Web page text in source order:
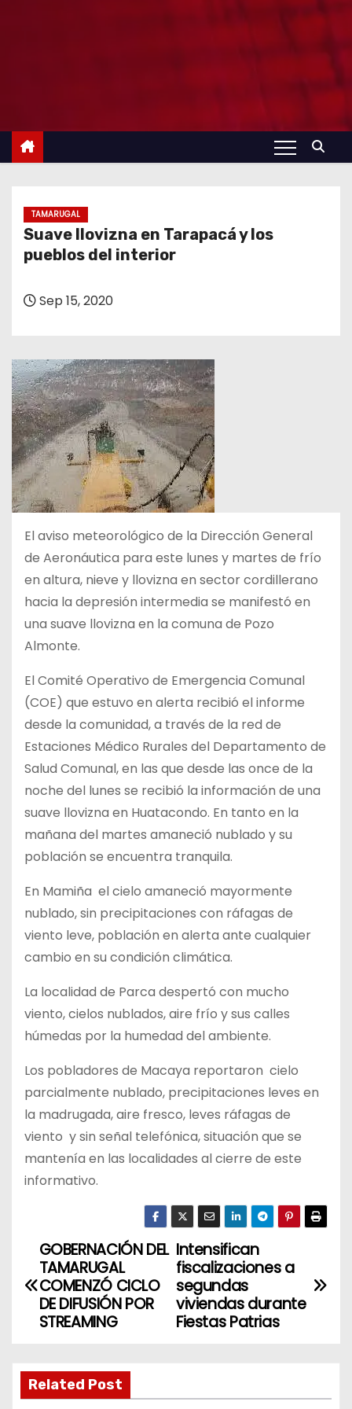
TAMARUGAL
Suave llovizna en Tarapacá y los
pueblos del interior
Sep 15, 2020
El aviso meteorológico de la Dirección General
de Aeronáutica para este lunes y martes de frío
en altura, nieve y llovizna en sector cordillerano
hacia la depresión intermedia se manifestó en
una suave llovizna en la comuna de Pozo
Almonte.
El Comité Operativo de Emergencia Comunal
(COE) que estuvo en alerta recibió el informe
desde la comunidad, a través de la red de
Estaciones Médico Rurales del Departamento de
Salud Comunal, en las que desde las once de la
noche del lunes se recibió la información de una
suave llovizna en Huatacondo. En tanto en la
mañana del martes amaneció nublado y su
población se encuentra tranquila.
En Mamiña el cielo amaneció mayormente
nublado, sin precipitaciones con ráfagas de
viento leve, población en alerta ante cualquier
cambio en su condición climática.
La localidad de Parca despertó con mucho
viento, cielos nublados, aire frío y sus calles
húmedas por la humedad del ambiente.
Los pobladores de Macaya reportaron cielo
parcialmente nublado, precipitaciones leves en
la madrugada, aire fresco, leves ráfagas de
viento y sin señal telefónica, situación que se
mantenía en las localidades al cierre de este
informativo.
N
a
g
Intensifican
fiscalizaciones a
segundas
viviendas durante
Fiestas Patrias
GOBERNACIÓN DEL
TAMARUGAL
COMENZÓ CICLO
DE DIFUSIÓN POR
STREAMING
Related Post